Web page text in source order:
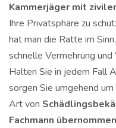
Kammerjäger mit
Ihre Privatsphäre zu
hat man die Ratte im
schnelle Vermehrung
Halten Sie in jedem Fall
sorgen Sie umgehend
Art von
Fachmann